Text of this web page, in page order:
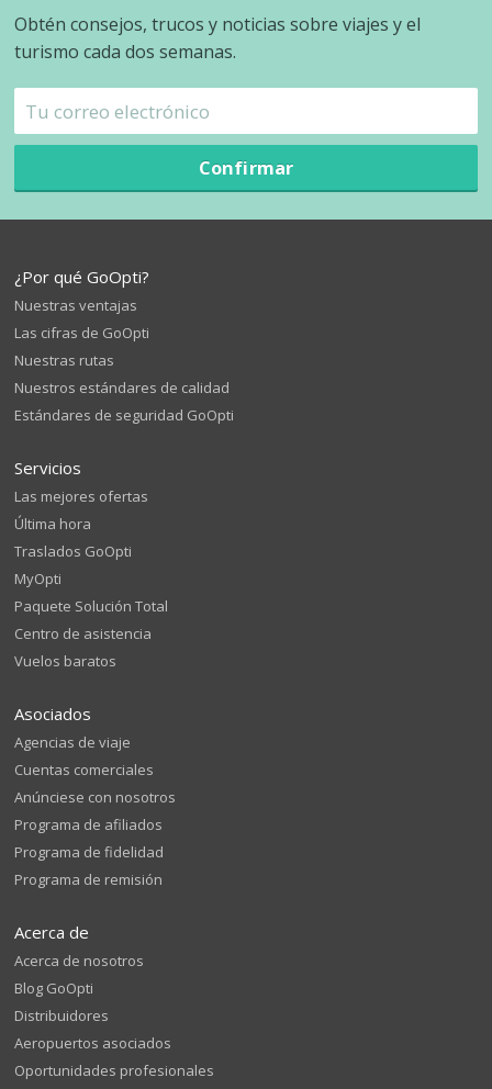
Obtén consejos, trucos y noticias sobre viajes y el
turismo cada dos semanas.
Confirmar
¿Por qué GoOpti?
Nuestras ventajas
Las cifras de GoOpti
Nuestras rutas
Nuestros estándares de calidad
Estándares de seguridad GoOpti
Servicios
Las mejores ofertas
Última hora
Traslados GoOpti
MyOpti
Paquete Solución Total
Centro de asistencia
Vuelos baratos
Asociados
Agencias de viaje
Cuentas comerciales
Anúnciese con nosotros
Programa de afiliados
Programa de fidelidad
Programa de remisión
Acerca de
Acerca de nosotros
Blog GoOpti
Distribuidores
Aeropuertos asociados
Oportunidades profesionales